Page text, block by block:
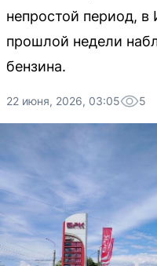
непростой период, в
прошлой недели
бензина.
22 июня, 2026, 03:05 5